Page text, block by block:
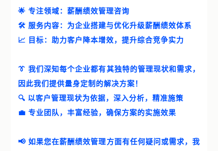
案例中心
智帮智库
关于我们
联系我们
🌟 专注领域：薪酬绩效管理咨询
🛠️ 服务内容：为企业搭建与优化升级薪酬绩效体系
📈 目标：助力客户降本增效，提升综合竞争实力
👔 我们深知每个企业都有其独特的管理现状和需求，
因此我们提供量身定制的解决方案！
🔍 以客户管理现状为依据，深入分析，精准施策
💼 专业团队，丰富经验，确保方案的实施效果
📢 如果您在薪酬绩效管理方面有任何疑问或需求，我